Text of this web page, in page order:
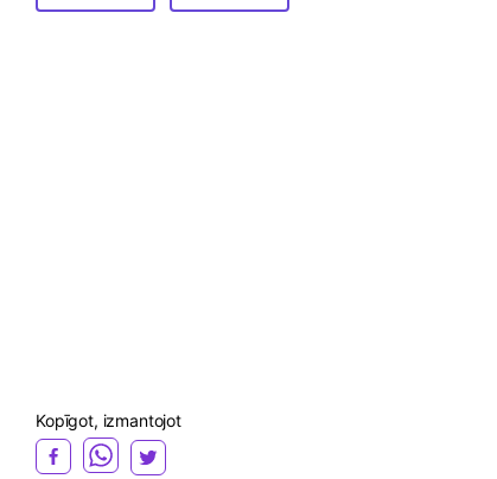
Kopīgot, izmantojot